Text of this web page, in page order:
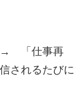
→ 「仕事再
れるたびに